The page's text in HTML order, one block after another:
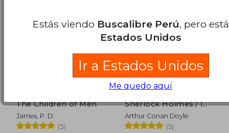
55%
dcto.
55%
dcto.
The Children of Men
James, P. D.
(3)
Sherlock Holmes / las
Memorias de
Sherlock Holmes
Arthur Conan Doyle
(5)
Estás viendo Buscalibre Perú, pero
Estados Unidos
Ir a Estados Unidos
Me quedo aquí